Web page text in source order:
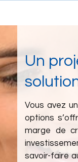
Un
Vous avez
options
marge de
savoir-faire